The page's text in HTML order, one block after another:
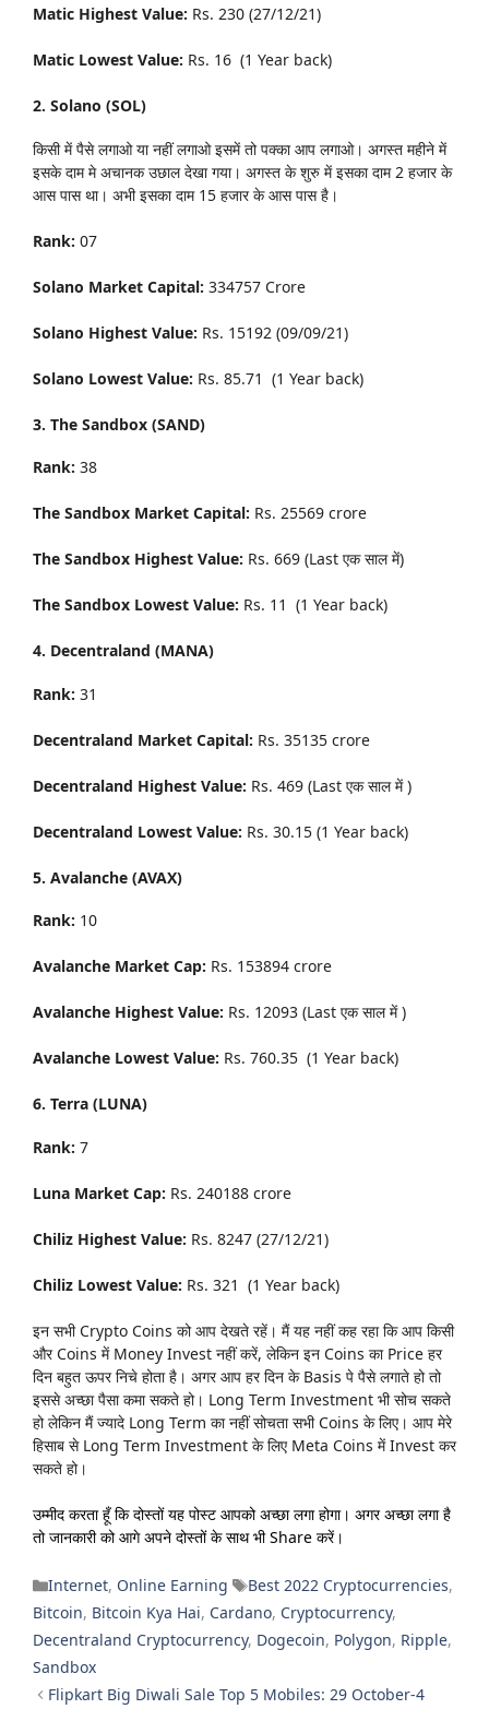
Matic Highest Value: Rs. 230 (27/12/21)
Matic Lowest Value: Rs. 16 (1 Year back)
2. Solano (SOL)
किसी में पैसे लगाओ या नहीं लगाओ इसमें तो पक्का आप लगाओ। अगस्त महीने में
इसके दाम मे अचानक उछाल देखा गया। अगस्त के शुरु में इसका दाम 2 हजार के
आस पास था। अभी इसका दाम 15 हजार के आस पास है।
Rank: 07
Solano Market Capital: 334757 Crore
Solano Highest Value: Rs. 15192 (09/09/21)
Solano Lowest Value: Rs. 85.71 (1 Year back)
3. The Sandbox (SAND)
Rank: 38
The Sandbox Market Capital: Rs. 25569 crore
The Sandbox Highest Value: Rs. 669 (Last एक साल में)
The Sandbox Lowest Value: Rs. 11 (1 Year back)
4. Decentraland (MANA)
Rank: 31
Decentraland Market Capital: Rs. 35135 crore
Decentraland Highest Value: Rs. 469 (Last एक साल में )
Decentraland Lowest Value: Rs. 30.15 (1 Year back)
5. Avalanche (AVAX)
Rank: 10
Avalanche Market Cap: Rs. 153894 crore
Avalanche Highest Value: Rs. 12093 (Last एक साल में )
Avalanche Lowest Value: Rs. 760.35 (1 Year back)
6. Terra (LUNA)
Rank: 7
Luna Market Cap: Rs. 240188 crore
Chiliz Highest Value: Rs. 8247 (27/12/21)
Chiliz Lowest Value: Rs. 321 (1 Year back)
इन सभी Crypto Coins को आप देखते रहें। मैं यह नहीं कह रहा कि आप किसी
और Coins में Money Invest नहीं करें, लेकिन इन Coins का Price हर
दिन बहुत ऊपर निचे होता है। अगर आप हर दिन के Basis पे पैसे लगाते हो तो
इससे अच्छा पैसा कमा सकते हो। Long Term Investment भी सोच सकते
हो लेकिन मैं ज्यादे Long Term का नहीं सोचता सभी Coins के लिए। आप मेरे
हिसाब से Long Term Investment के लिए Meta Coins में Invest कर
सकते हो।
उम्मीद करता हूँ कि दोस्तों यह पोस्ट आपको अच्छा लगा होगा। अगर अच्छा लगा है
तो जानकारी को आगे अपने दोस्तों के साथ भी Share करें।
Categories
Internet, Online Earning Tags
Best 2022 Cryptocurrencies,
Bitcoin, Bitcoin Kya Hai, Cardano, Cryptocurrency,
Decentraland Cryptocurrency, Dogecoin, Polygon, Ripple,
Sandbox
Flipkart Big Diwali Sale Top 5 Mobiles: 29 October-4